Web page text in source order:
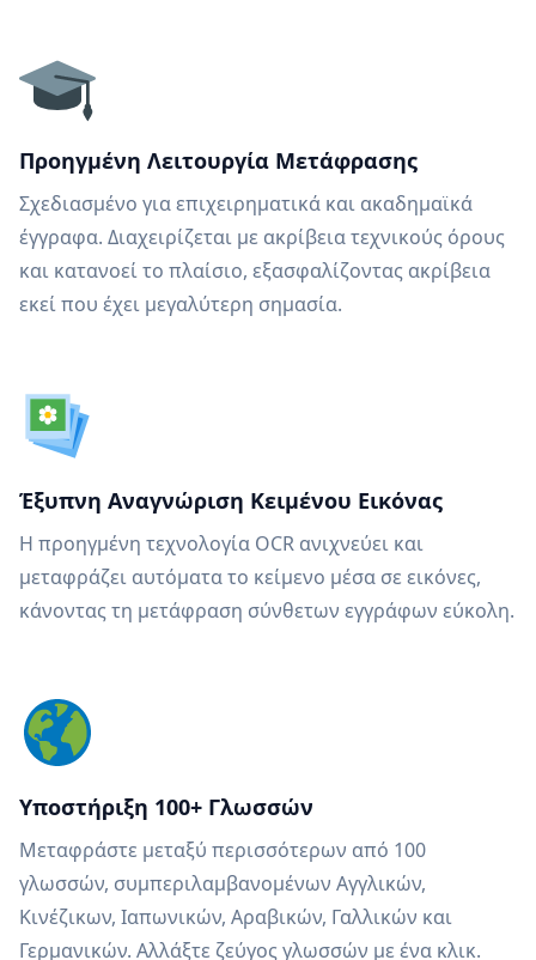
Προηγμένη Λειτουργία Μετάφρασης
Σχεδιασμένο για επιχειρηματικά και ακαδημαϊκά
έγγραφα. Διαχειρίζεται με ακρίβεια τεχνικούς όρους
και κατανοεί το πλαίσιο, εξασφαλίζοντας ακρίβεια
εκεί που έχει μεγαλύτερη σημασία.
Έξυπνη Αναγνώριση Κειμένου Εικόνας
Η προηγμένη τεχνολογία OCR ανιχνεύει και
μεταφράζει αυτόματα το κείμενο μέσα σε εικόνες,
κάνοντας τη μετάφραση σύνθετων εγγράφων εύκολη.
Υποστήριξη 100+ Γλωσσών
Μεταφράστε μεταξύ περισσότερων από 100
γλωσσών, συμπεριλαμβανομένων Αγγλικών,
Κινέζικων, Ιαπωνικών, Αραβικών, Γαλλικών και
Γερμανικών. Αλλάξτε ζεύγος γλωσσών με ένα κλικ.